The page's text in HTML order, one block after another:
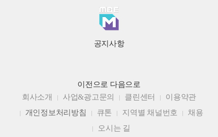
공지사항
이전으로 다음으로
회사소개
사업&광고문의 클린센터
이용약관
개인정보처리방침
큐톤 지역별 채널번호
채용
오시는 길